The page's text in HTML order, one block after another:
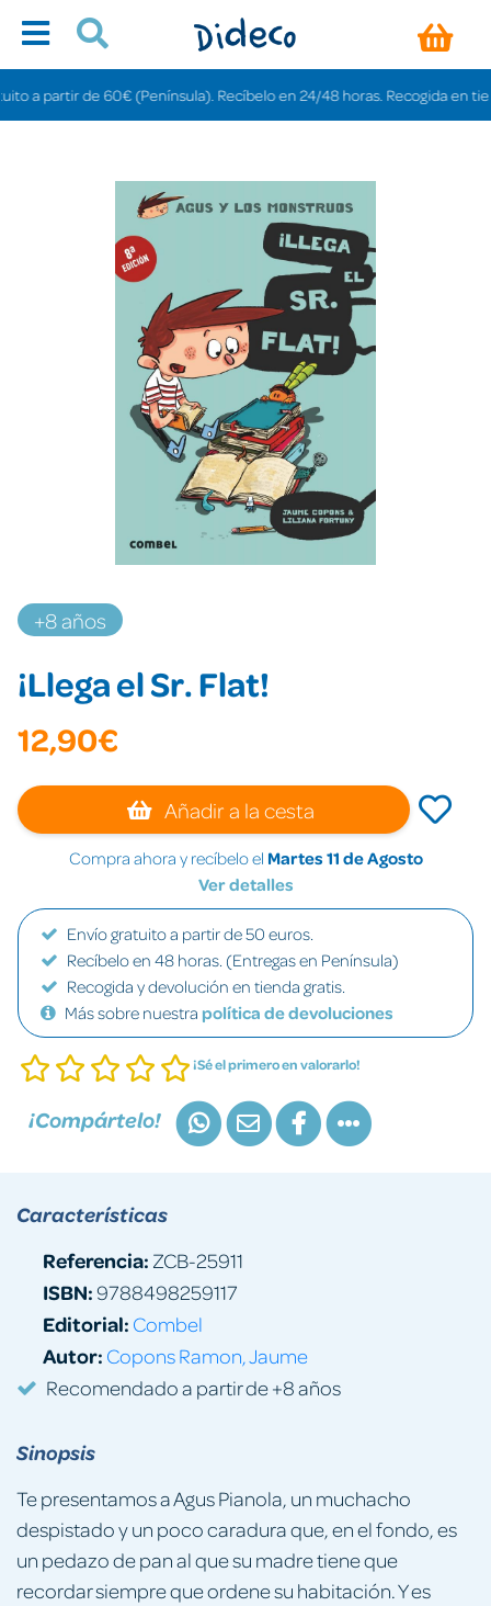
partir de 60€ (Península). Recíbelo en 24/48 horas. Recogida en
+8 años
¡Llega el Sr. Flat!
12,90€
Añadir a la cesta
Compra ahora y recíbelo el Martes 11 de Agosto
Ver detalles
Envío gratuito a partir de 50 euros.
Recíbelo en 48 horas. (Entregas en Península)
Recogida y devolución en tienda gratis.
Más sobre nuestra política de devoluciones
¡Sé el primero en valorarlo!
¡Compártelo!
Sinopsis
Te presentamos a Agus Pianola, un muchacho
despistado y un poco caradura que, en el fondo, es
un pedazo de pan al que su madre tiene que
recordar siempre que ordene su habitación. Y es
Características
Referencia: ZCB-25911
ISBN:9788498259117
Editorial: Combel
Autor: Copons Ramon, Jaume
Recomendado a partir de +8 años